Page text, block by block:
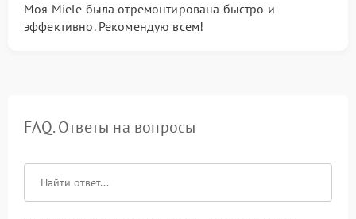
Моя Miele была отремонтирована быстро и
эффективно. Рекомендую всем!
FAQ. Ответы на вопросы